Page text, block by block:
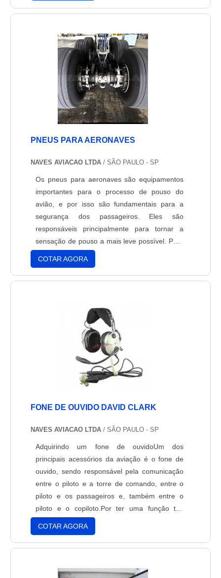
na aviação, a exemplo dos navios que se
navegar com segurança. Daí a taman....
PNEUS PARA AERONAVES
NAVES AVIACAO LTDA / SÃO PAULO - SP
Os pneus para aeronaves são equipamentos
importantes para o processo de pouso do
avião, e por isso são fundamentais para a
segurança dos passageiros. Eles são
responsáveis principalmente para tornar a
sensação de pouso a mais leve possível. Para
que as duas situações sejam completadas com
eficiência, é necessário que o pneu seja
fabricado com material de qualidade, ou seja,
COTAR AGORA
FONE DE OUVIDO DAVID CLARK
NAVES AVIACAO LTDA / SÃO PAULO - SP
Adquirindo um fone de ouvidoUm dos
principais acessórios da aviação é o fone de
ouvido, sendo responsável pela comunicação
entre o piloto e a torre de comando, entre o
piloto e os passageiros e, também entre o
piloto e o copiloto.Por ter uma função tão
importante, é preciso adquirir um produto que
tenha qualidade e que também transmita um
som claro. Por esta razão, quando surgir
certo, compre um fone ....
COTAR AGORA